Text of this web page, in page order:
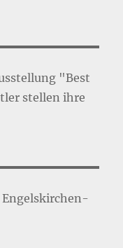
"Best
stellen ihre
Engelskirchen-